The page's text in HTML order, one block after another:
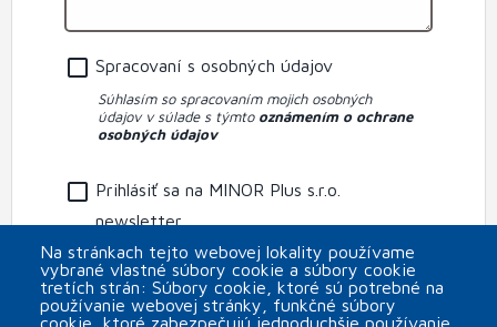
Spracovaní s osobných údajov
Súhlasím so spracovaním mojich osobných
údajov v súlade s týmto oznámením o ochrane
osobných údajov
Prihlásiť sa na MINOR Plus s.r.o.
newsletter
CAPTCHA
Na stránkach tejto webovej lokality používame
vybrané vlastné súbory cookie a súbory cookie
tretích strán: Súbory cookie, ktoré sú potrebné na
používanie webovej stránky, funkčné súbory
cookie, ktoré zabezpečujú jednoduchšie používanie